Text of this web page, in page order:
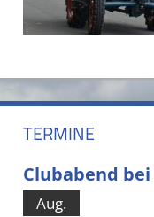
TERMINE
Clubabend
Aug.